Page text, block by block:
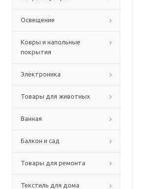
Освещение
Ковры и напольные
покрытия
Электроника
Товары для животных
Ванная
Балкон и сад
Товары для ремонта
Текстиль для дома